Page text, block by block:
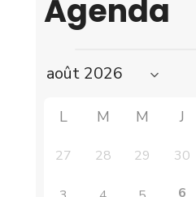
Agenda
L M M J
27 28 29 30
6